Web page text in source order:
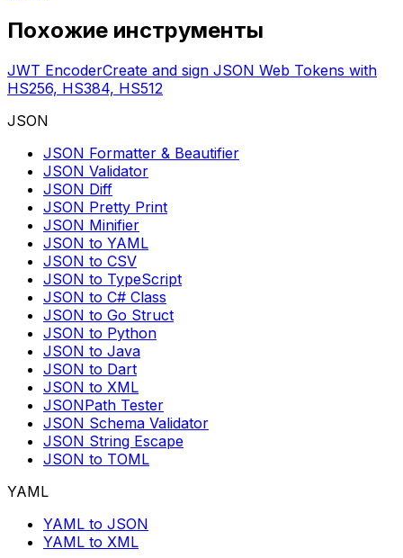
Похожие инструменты
JWT EncoderCreate and sign JSON Web Tokens with
HS256, HS384, HS512
JSON
JSON Formatter & Beautifier
JSON Validator
JSON Diff
JSON Pretty Print
JSON Minifier
JSON to YAML
JSON to CSV
JSON to TypeScript
JSON to C# Class
JSON to Go Struct
JSON to Python
JSON to Java
JSON to Dart
JSON to XML
JSONPath Tester
JSON Schema Validator
JSON String Escape
JSON to TOML
YAML
YAML to JSON
YAML to XML